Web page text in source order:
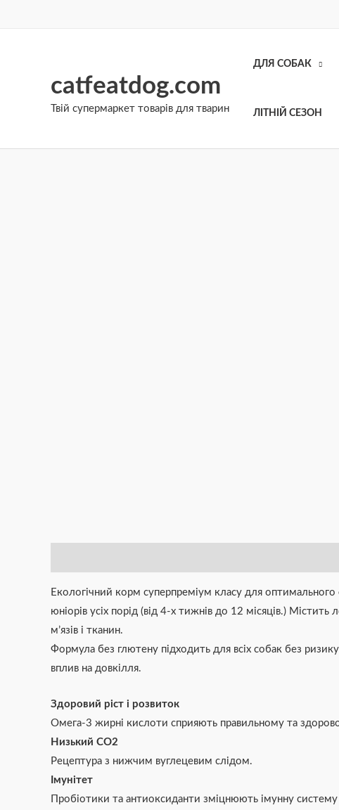
catfeatdog.com
Твій супермаркет товарів для тварин
ДЛЯ СОБАК
ЛІТНІЙ СЕЗОН
Екологічний корм суперпреміум класу для оптимального
юніорів усіх порід (від 4-х тижнів до 12 місяців.)
м’язів і тканин.
Формула без глютену підходить для всіх собак без
вплив на довкілля.
Здоровий ріст і розвиток
Омега-3 жирні кислоти сприяють правильному та
Низький СO2
Рецептура з нижчим вуглецевим слідом.
Імунітет
Пробіотики та антиоксиданти зміцнюють імунну